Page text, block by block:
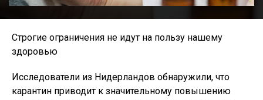
Строгие ограничения не идут на пользу нашему
здоровью
Исследователи из Нидерландов обнаружили, что
карантин приводит к значительному повышению